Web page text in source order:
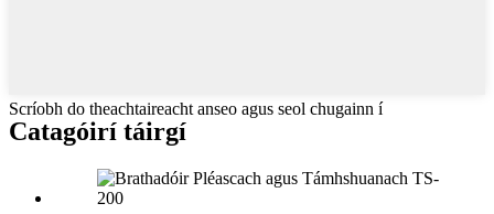
Scríobh do theachtaireacht anseo agus seol chugainn í
Catagóirí táirgí